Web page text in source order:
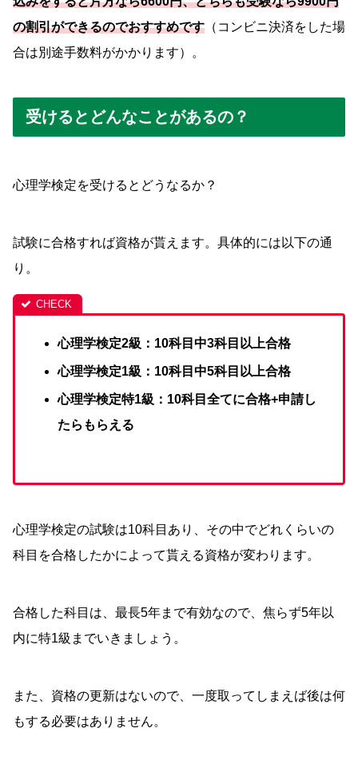
の割引ができるのでおすすめです （コンビニ決済をした場
合は別途手数料がかかります）。
受けるとどんなことがあるの？
心理学検定を受けるとどうなるか？
試験に合格すれば資格が貰えます。具体的には以下の通
り。
心理学検定2級：10科目中3科目以上合格
心理学検定1級：10科目中5科目以上合格
心理学検定特1級：10科目全てに合格+申請し
たらもらえる
心理学検定の試験は10科目あり、その中でどれくらいの
科目を合格したかによって貰える資格が変わります。
合格した科目は、最長5年まで有効なので、焦らず5年以
内に特1級までいきましょう。
また、資格の更新はないので、一度取ってしまえば後は何
もする必要はありません。